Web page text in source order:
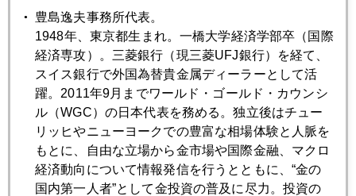
2021年03月19日
日銀動向、米長期金利続騰を誘発
2021年03月18日
パウエル氏、バブルは覚悟、日本化だけは回避意向、金は
急騰
豊島逸夫事務所代表。
1948年、東京都生まれ。一橋大学経済学部卒（国際
経済専攻）。三菱銀行（現三菱UFJ銀行）を経て、
スイス銀行で外国為替貴金属ディーラーとして活
躍。2011年9月までワールド・ゴールド・カウンシ
ル（WGC）の日本代表を務める。独立後はチュー
リッヒやニューヨークでの豊富な相場体験と人脈を
もとに、自由な立場から金市場や国際金融、マクロ
経済動向について情報発信を行うとともに、“金の
国内第一人者”として金投資の普及に尽力。投資の